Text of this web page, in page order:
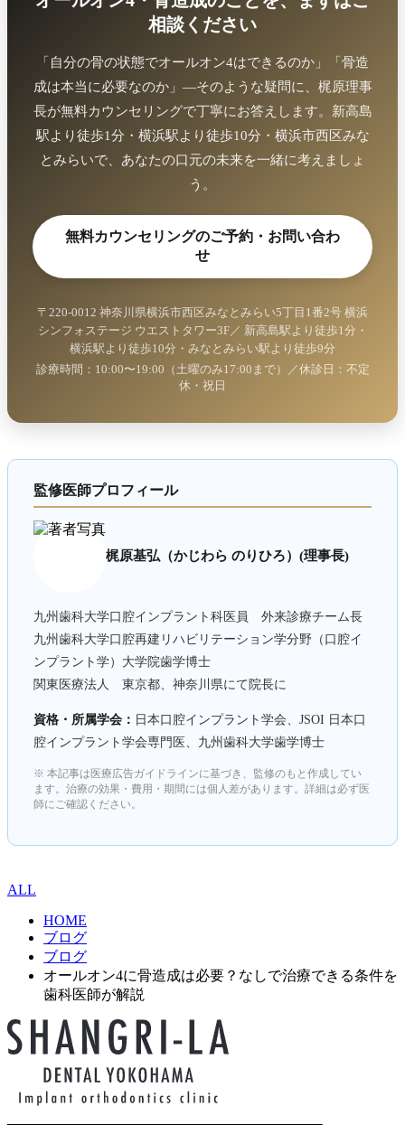
相談ください
「自分の骨の状態でオールオン4はできるのか」「骨造
成は本当に必要なのか」—そのような疑問に、梶原理事
長が無料カウンセリングで丁寧にお答えします。新高島
駅より徒歩1分・横浜駅より徒歩10分・横浜市西区みな
とみらいで、あなたの口元の未来を一緒に考えましょ
う。
無料カウンセリングのご予約・お問い合わ
せ
〒220-0012 神奈川県横浜市西区みなとみらい5丁目1番2号 横浜
シンフォステージ ウエストタワー3F／ 新高島駅より徒歩1分・
横浜駅より徒歩10分・みなとみらい駅より徒歩9分
診療時間：10:00〜19:00（土曜のみ17:00まで）／休診日：不定
休・祝日
監修医師プロフィール
梶原基弘（かじわら のりひろ）(理事長)
九州歯科大学口腔インプラント科医員 外来診療チーム長
九州歯科大学口腔再建リハビリテーション学分野（口腔イ
ンプラント学）大学院歯学博士
関東医療法人 東京都、神奈川県にて院長に
資格・所属学会： 日本口腔インプラント学会、JSOI 日本口
腔インプラント学会専門医、九州歯科大学歯学博士
※ 本記事は医療広告ガイドラインに基づき、監修のもと作成してい
ます。治療の効果・費用・期間には個人差があります。詳細は必ず医
師にご確認ください。
ALL
HOME
ブログ
ブログ
オールオン4に骨造成は必要？なしで治療できる条件を
歯科医師が解説